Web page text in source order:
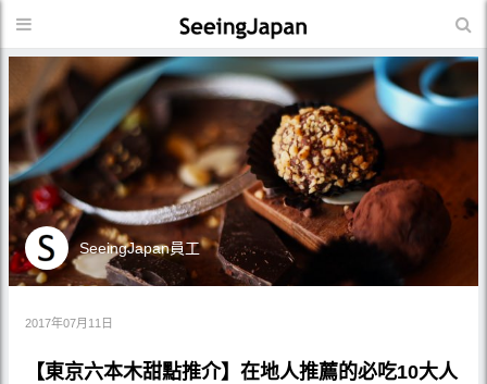
SeeingJapan員工
2017年07月11日
【東京六本木甜點推介】在地人推薦的必吃10大人